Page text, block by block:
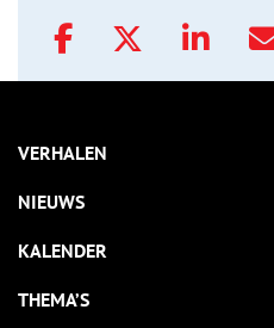
VERHALEN
NIEUWS
KALENDER
THEMA’S